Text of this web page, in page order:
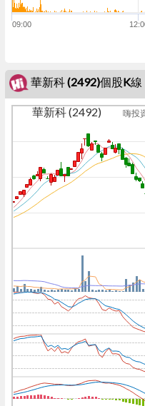
09:00
華新科 (2492)個股K線
華新科 (2492) 嗨投